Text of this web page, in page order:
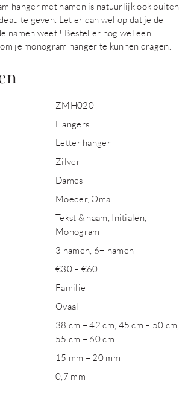
hanger met namen is natuurlijk ook buiten
te geven. Let er dan wel op dat je de
namen weet ! Bestel er nog wel een
je monogram hanger te kunnen dragen.
ZMH020
Hangers
Letter hanger
Zilver
Dames
Moeder, Oma
Tekst & naam, Initialen,
Monogram
3 namen, 6+ namen
€30 – €60
Familie
Ovaal
38 cm – 42 cm, 45 cm – 50 cm,
55 cm – 60 cm
15 mm – 20 mm
0,7 mm